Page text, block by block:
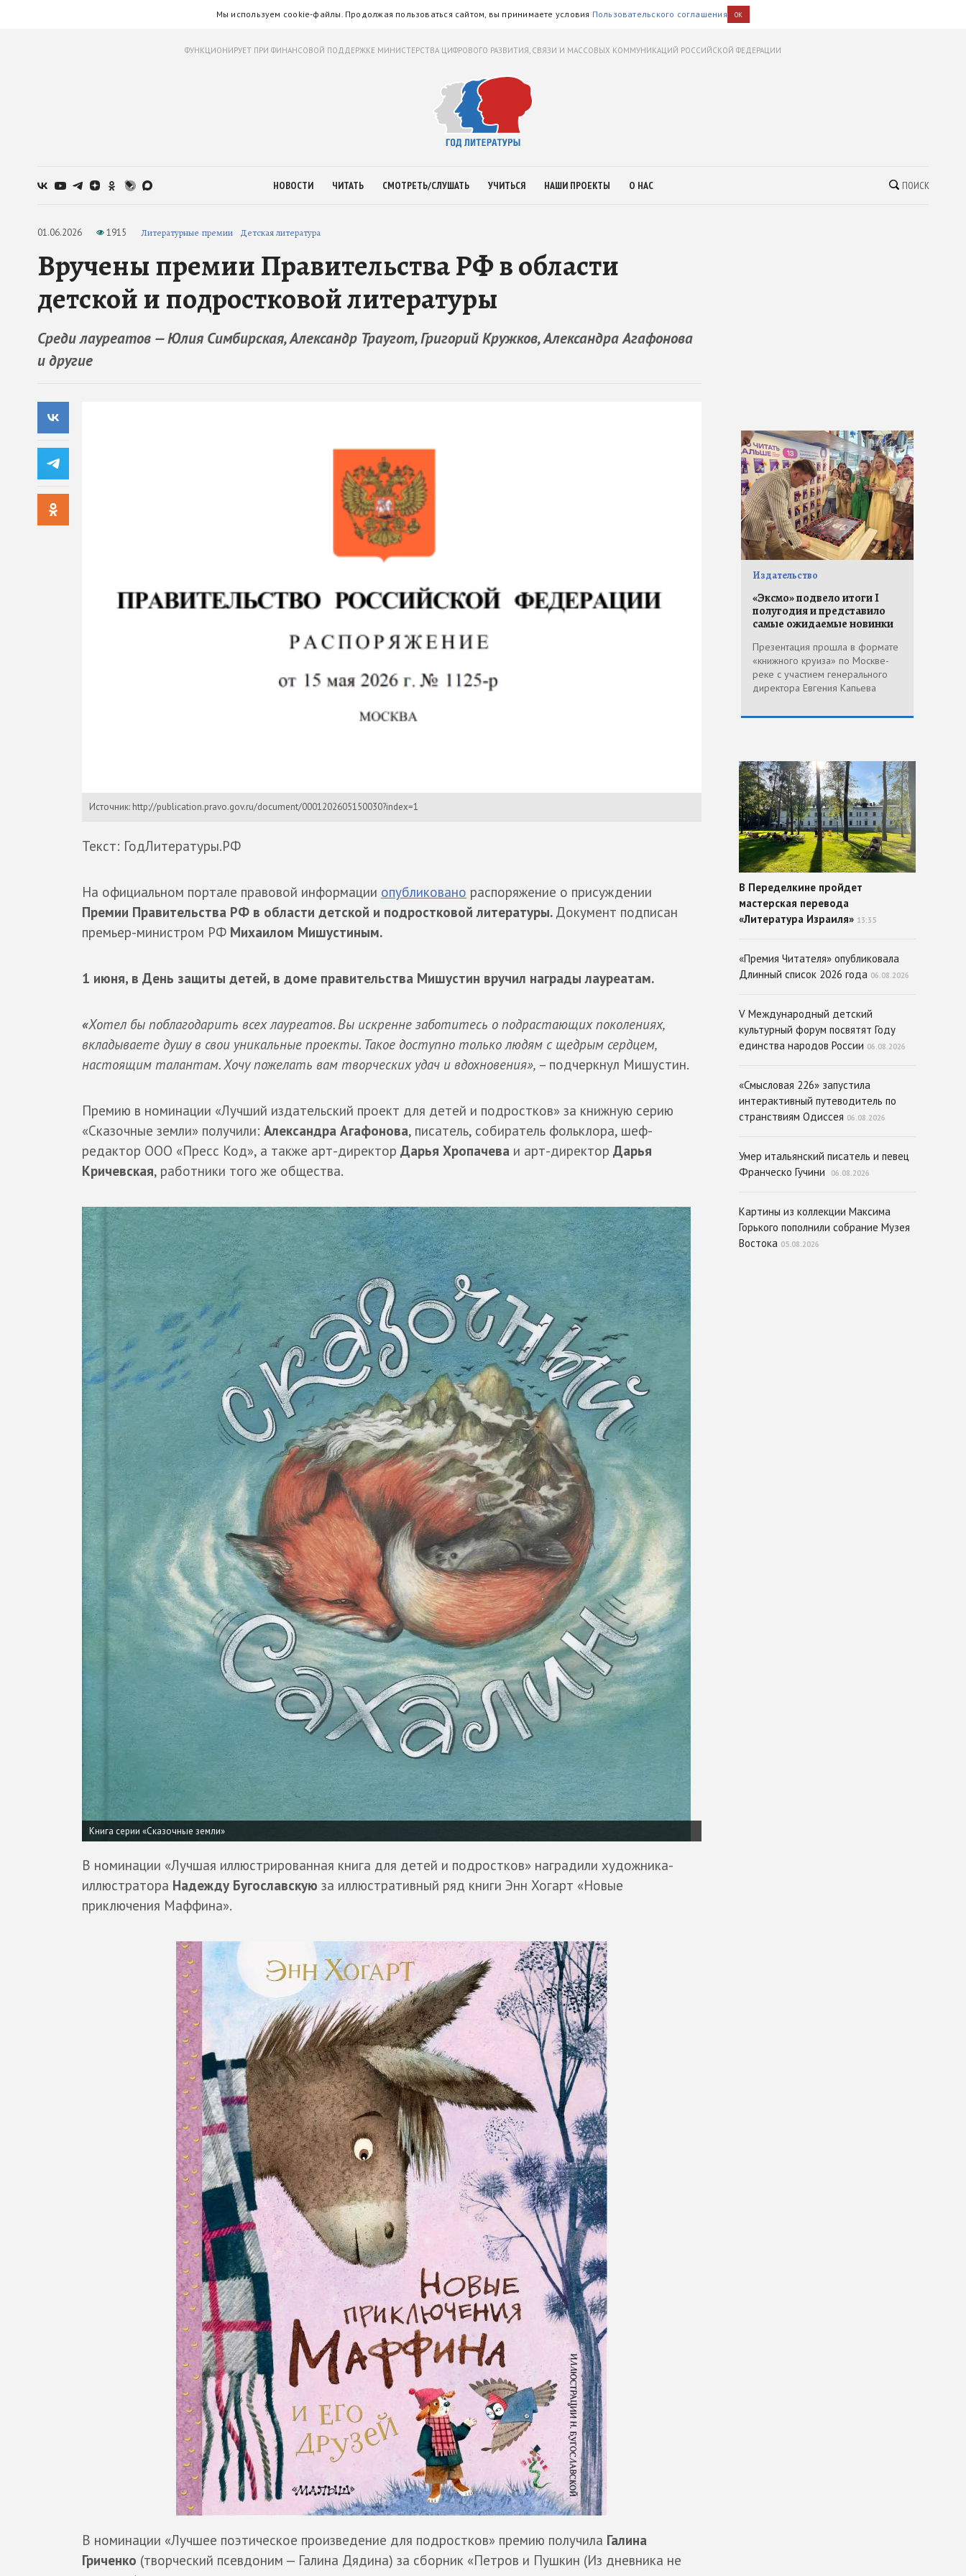
Мы используем cookie-файлы. Продолжая пользоваться сайтом, вы принимаете условия Пользовательского соглашения OK
ФУНКЦИОНИРУЕТ ПРИ ФИНАНСОВОЙ ПОДДЕРЖКЕ МИНИСТЕРСТВА ЦИФРОВОГО РАЗВИТИЯ, СВЯЗИ И МАССОВЫХ КОММУНИКАЦИЙ РОССИЙСКОЙ ФЕДЕРАЦИИ
НОВОСТИ ЧИТАТЬ СМОТРЕТЬ/СЛУШАТЬ УЧИТЬСЯ НАШИ ПРОЕКТЫ О НАС ПОИСК
01.06.2026 1915 Литературные премии Детская литература
Вручены премии Правительства РФ в области
детской и подростковой литературы
Среди лауреатов — Юлия Симбирская, Александр Траугот, Григорий Кружков, Александра Агафонова
и другие
Источник: http://publication.pravo.gov.ru/document/0001202605150030?index=1
Текст: ГодЛитературы.РФ
На официальном портале правовой информации опубликовано распоряжение о присуждении
Премии Правительства РФ в области детской и подростковой литературы. Документ подписан
премьер-министром РФ Михаилом Мишустиным.
1 июня, в День защиты детей, в доме правительства Мишустин вручил награды лауреатам.
«Хотел бы поблагодарить всех лауреатов. Вы искренне заботитесь о подрастающих поколениях,
вкладываете душу в свои уникальные проекты. Такое доступно только людям с щедрым сердцем,
настоящим талантам. Хочу пожелать вам творческих удач и вдохновения», – подчеркнул Мишустин.
Премию в номинации «Лучший издательский проект для детей и подростков» за книжную серию
«Сказочные земли» получили: Александра Агафонова, писатель, собиратель фольклора, шеф-
редактор ООО «Пресс Код», а также арт-директор Дарья Хропачева и арт-директор Дарья
Кричевская, работники того же общества.
Книга серии «Сказочные земли»
В номинации «Лучшая иллюстрированная книга для детей и подростков» наградили художника-
иллюстратора Надежду Бугославскую за иллюстративный ряд книги Энн Хогарт «Новые
приключения Маффина».
В номинации «Лучшее поэтическое произведение для подростков» премию получила Галина
Гриченко (творческий псевдоним — Галина Дядина) за сборник «Петров и Пушкин (Из дневника не
Издательство
«Эксмо» подвело итоги I
полугодия и представило
самые ожидаемые новинки
Презентация прошла в формате
«книжного круиза» по Москве-
реке с участием генерального
директора Евгения Капьева
В Переделкине пройдет
мастерская перевода
«Литература Израиля» 13:35
«Премия Читателя» опубликовала
Длинный список 2026 года 06.08.2026
V Международный детский
культурный форум посвятят Году
единства народов России 06.08.2026
«Смысловая 226» запустила
интерактивный путеводитель по
странствиям Одиссея 06.08.2026
Умер итальянский писатель и певец
Франческо Гучини
06.08.2026
Картины из коллекции Максима
Горького пополнили собрание Музея
Востока 05.08.2026